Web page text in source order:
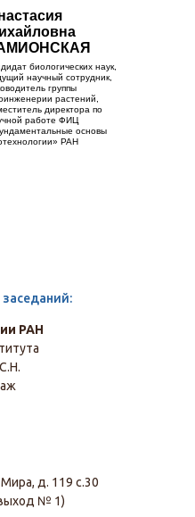
биологических наук,
научный сотрудник,
группы
растений,
директора по
работе ФИЦ
основы
РАН
РАН
д. 119 с.30
№ 1)